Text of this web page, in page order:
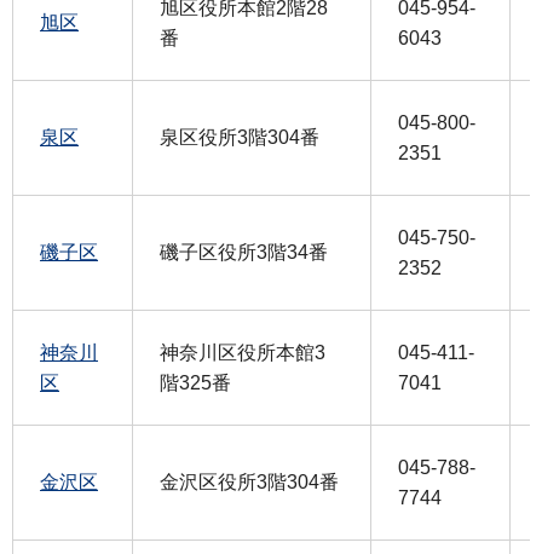
旭区
旭区役所本館2階28
番
045-954-
6043
泉区 泉区役所3階304番
045-800-
2351
磯子区 磯子区役所3階34番
045-750-
2352
神奈川
区
神奈川区役所本館3
階325番
045-411-
7041
金沢区 金沢区役所3階304番
045-788-
7744